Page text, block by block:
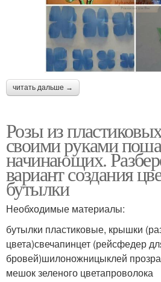
читать дальше →
Розы из
своими руками
начинающих.
вариант создания
бутылки
Необходимые материалы:
бутылки пластиковые, крышки
цвета)свечапинцет (рейсфедер
бровей)шилоножницыклей
мешок зеленого цветапроволока